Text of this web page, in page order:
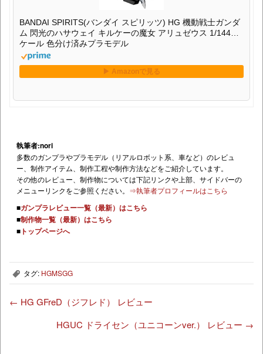
BANDAI SPIRITS(バンダイ スピリッツ) HG 機動戦士ガンダ
ム 閃光のハサウェイ キルケーの魔女 アリュゼウス 1/144ス
ケール 色分け済みプラモデル
執筆者:nori
多数のガンプラやプラモデル（リアルロボット系、車など）のレビュ
ー、制作アイテム、制作工程や制作方法などをご紹介しています。
その他のレビュー、制作物については下記リンクや上部、サイドバーの
メニューリンクをご参照ください。 ⇒執筆者プロフィールはこちら
■ガンプラレビュー一覧（最新）はこちら
■制作物一覧（最新）はこちら
■ トップページへ
, タグ: HGMSGG
← HG GFreD（ジフレド） レビュー
HGUC ドライセン（ユニコーンver.） レビュー →